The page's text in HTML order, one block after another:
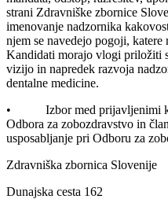
strani Zdravniške zbornice
imenovanje nadzornika
njem se navedejo pogoji,
Kandidati morajo vlogi priložiti
vizijo in napredek razvoja
dentalne medicine.
• Izbor med prijavljenimi
Odbora za zobozdravstvo in
usposabljanje pri Odboru za
Zdravniška zbornica Slovenije
Dunajska cesta 162